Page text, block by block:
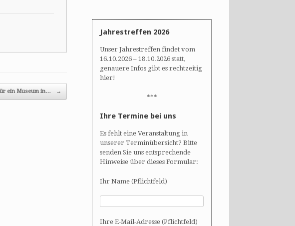
ein Museum in… →
Jahrestreffen 2026
Unser Jahrestreffen findet vom
16.10.2026 – 18.10.2026 statt,
genauere Infos gibt es rechtzeitig
hier!
***
Ihre Termine bei uns
Es fehlt eine Veranstaltung in
unserer Terminübersicht? Bitte
senden Sie uns entsprechende
Hinweise über dieses Formular:
Ihr Name (Pflichtfeld)
Ihre E-Mail-Adresse (Pflichtfeld)